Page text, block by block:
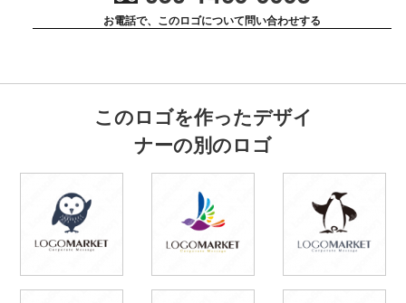
お電話で、このロゴについて問い合わせする
このロゴを作ったデザイ
ナーの別のロゴ